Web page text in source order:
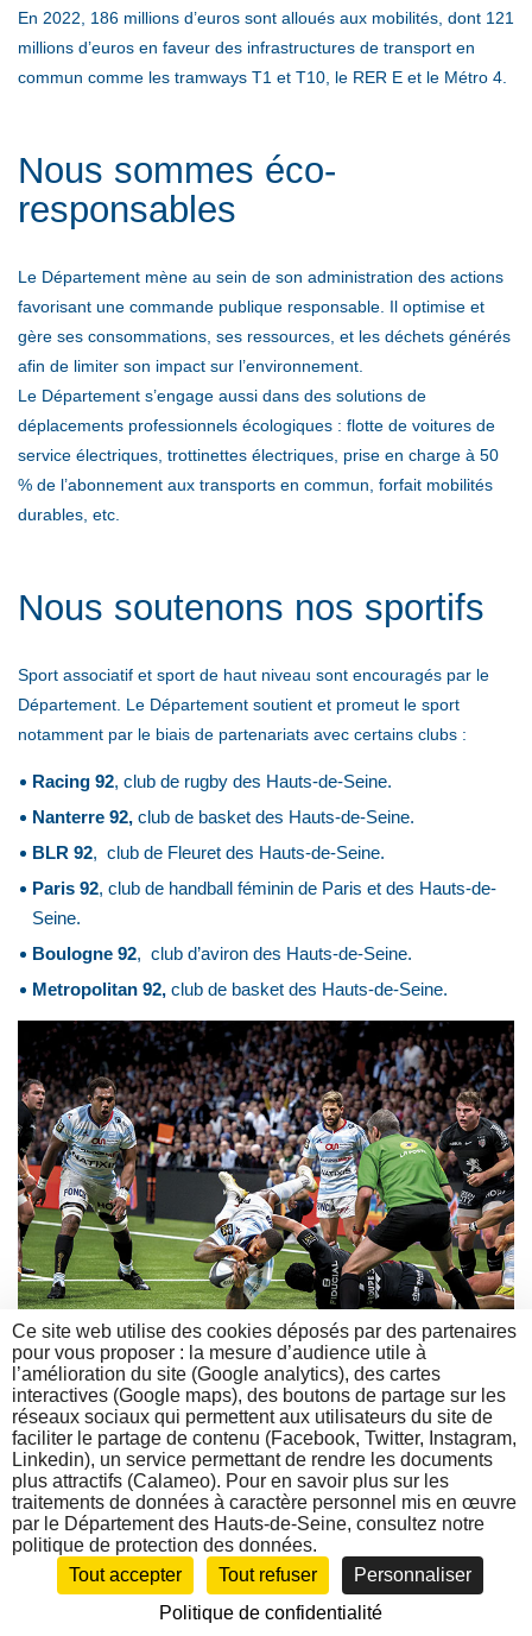
En 2022, 186 millions d’euros sont alloués aux mobilités, dont 121
millions d’euros en faveur des infrastructures de transport en
commun comme les tramways T1 et T10, le RER E et le Métro 4.
Nous sommes éco-
responsables
Le Département mène au sein de son administration des actions
favorisant une commande publique responsable. Il optimise et
gère ses consommations, ses ressources, et les déchets générés
afin de limiter son impact sur l’environnement.
Le Département s’engage aussi dans des solutions de
déplacements professionnels écologiques : flotte de voitures de
service électriques, trottinettes électriques, prise en charge à 50
% de l’abonnement aux transports en commun, forfait mobilités
durables, etc.
Nous soutenons nos sportifs
Sport associatif et sport de haut niveau sont encouragés par le
Département. Le Département soutient et promeut le sport
notamment par le biais de partenariats avec certains clubs :
Racing 92, club de rugby des Hauts-de-Seine.
Nanterre 92, club de basket des Hauts-de-Seine.
BLR 92, club de Fleuret des Hauts-de-Seine.
Paris 92, club de handball féminin de Paris et des Hauts-de-
Seine.
Boulogne 92, club d’aviron des Hauts-de-Seine.
Metropolitan 92, club de basket des Hauts-de-Seine.
Le racing 92 compte également parmi les centres de formation soutenus
par le Département. © CD92/Olivier RAVOIRE
Crédits
Protection des données
Plan de site
Ce site web utilise des cookies déposés par des partenaires
pour vous proposer : la mesure d’audience utile à
l’amélioration du site (Google analytics), des cartes
interactives (Google maps), des boutons de partage sur les
réseaux sociaux qui permettent aux utilisateurs du site de
faciliter le partage de contenu (Facebook, Twitter, Instagram,
Linkedin), un service permettant de rendre les documents
plus attractifs (Calameo). Pour en savoir plus sur les
traitements de données à caractère personnel mis en œuvre
par le Département des Hauts-de-Seine, consultez notre
politique de protection des données.
Tout accepter
Tout refuser
Personnaliser
Politique de confidentialité